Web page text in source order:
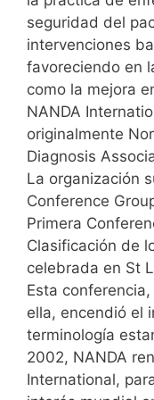
seguridad del
intervenciones
favoreciendo en
como la mejora
NANDA
originalmente
Diagnosis
La organización
Conference
Primera
Clasificación de
celebrada en St
Esta
ella, encendió el
terminología
2002, NANDA
International,